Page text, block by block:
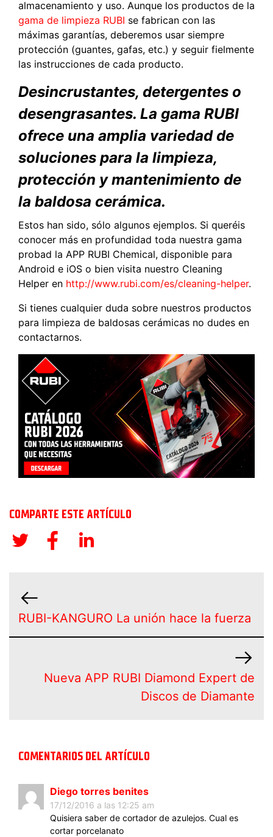
almacenamiento y uso. Aunque los productos de la
gama de limpieza RUBI se fabrican con las
máximas garantías, deberemos usar siempre
protección (guantes, gafas, etc.) y seguir fielmente
las instrucciones de cada producto.
Desincrustantes, detergentes o
desengrasantes. La gama RUBI
ofrece una amplia variedad de
soluciones para la limpieza,
protección y mantenimiento de
la baldosa cerámica.
Estos han sido, sólo algunos ejemplos. Si queréis
conocer más en profundidad toda nuestra gama
probad la APP RUBI Chemical, disponible para
Android e iOS o bien visita nuestro Cleaning
Helper en http://www.rubi.com/es/cleaning-helper.
Si tienes cualquier duda sobre nuestros productos
para limpieza de baldosas cerámicas no dudes en
contactarnos.
COMPARTE ESTE ARTÍCULO
RUBI-KANGURO La unión hace la fuerza
Nueva APP RUBI Diamond Expert de
Discos de Diamante
COMENTARIOS DEL ARTÍCULO
Diego torres benites
17/12/2016 a las 12:25 am
Quisiera saber de cortador de azulejos. Cual es
cortar porcelanato